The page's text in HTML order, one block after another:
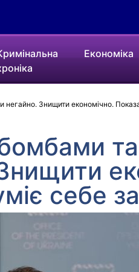
Економіка
Знищити економічно.
себе